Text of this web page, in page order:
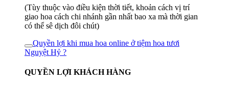
(Tùy thuộc vào điều kiện thời tiết, khoản cách vị trí
giao hoa cách chi nhánh gần nhất bao xa mà thời gian
có thể sê dịch đôi chút)
Quyền lợi khi mua hoa online ở tiệm hoa tươi
Nguyệt Hỷ ?
QUYỀN LỢI KHÁCH HÀNG